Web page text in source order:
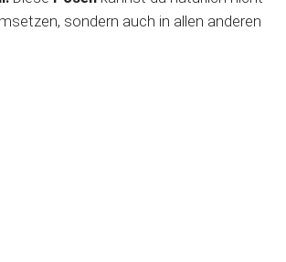
sondern auch in allen anderen